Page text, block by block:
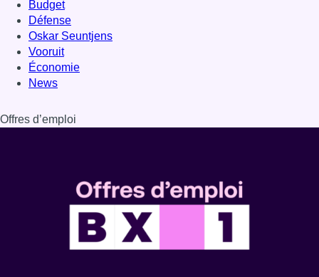
Budget
Défense
Oskar Seuntjens
Vooruit
Économie
News
Offres d’emploi